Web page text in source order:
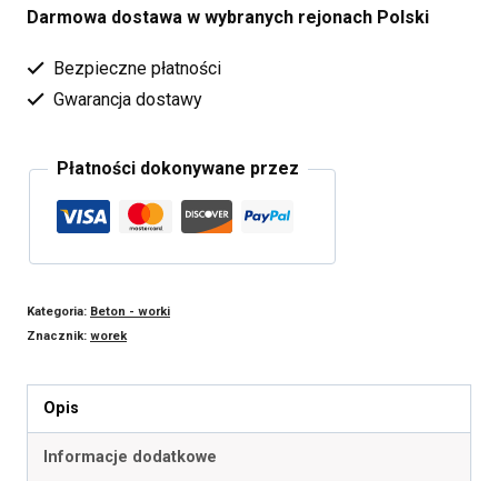
Darmowa dostawa w wybranych rejonach Polski
Bezpieczne płatności
Gwarancja dostawy
Płatności dokonywane przez
Kategoria: Beton - worki
Znacznik: worek
Opis
Informacje dodatkowe